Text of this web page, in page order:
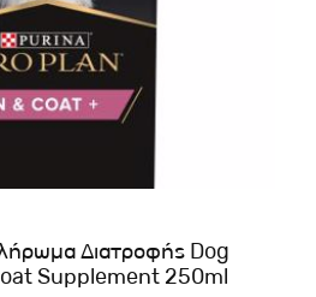
Διατροφής Dog
Supplement 250ml